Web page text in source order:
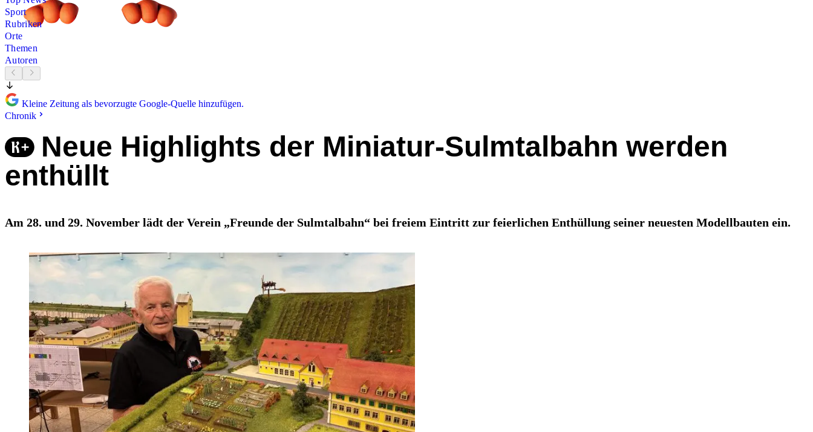
Sport
Rubriken
Orte
Themen
Autoren
Kleine Zeitung als bevorzugte Google-Quelle hinzufügen.
Chronik
Neue Highlights der Miniatur-Sulmtalbahn werden
enthüllt
Am 28. und 29. November lädt der Verein „Freunde der Sulmtalbahn“ bei freiem Eintritt zur feierlichen Enthüllung seiner neuesten Modellbauten ein.